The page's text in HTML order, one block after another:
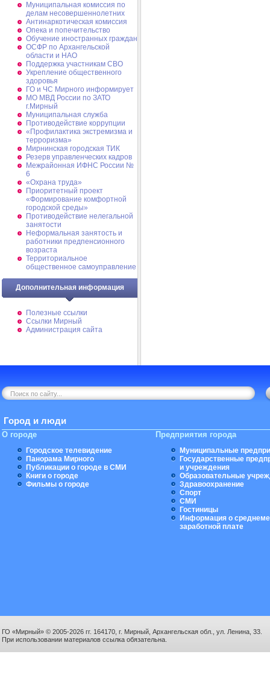
Муниципальная комиссия по
делам несовершеннолетних
Антинаркотическая комиссия
Опека и попечительство
Обучение иностранных граждан
ОСФР по Архангельской
области и НАО
Поддержка участникам СВО
Укрепление общественного
здоровья
ГО и ЧС Мирного информирует
МО МВД России по ЗАТО
г.Мирный
Муниципальная cлужба
Противодействие коррупции
«Профилактика экстремизма и
терроризма»
Мирнинская городская ТИК
Резерв управленческих кадров
Межрайонная ИФНС России №
6
«Охрана труда»
Приоритетный проект
«Формирование комфортной
городской среды»
Противодействие нелегальной
занятости
Неформальная занятость и
работники предпенсионного
возраста
Территориальное
общественное самоуправление
Дополнительная информация
Полезные ссылки
Ссылки Мирный
Администрация сайта
Город и люди
О городе
Городское телевидение
Панорама Мирного
Публикации о городе в СМИ
Книги о городе
Фильмы о городе
Предприятия города
Муниципальные
Государственные
и учреждения
Образовательные
Здравоохранение
Спорт
СМИ
Гостиницы
Информация о
заработной плате
ГО «Мирный» © 2005-2026 гг. 164170, г. Мирный, Архангельская обл., ул. Ленина, 33.
При использовании материалов ссылка обязательна.